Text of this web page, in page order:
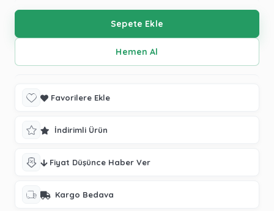
Favorilere Ekle
İndirimli Ürün
Fiyat Düşünce Haber Ver
Kargo Bedava